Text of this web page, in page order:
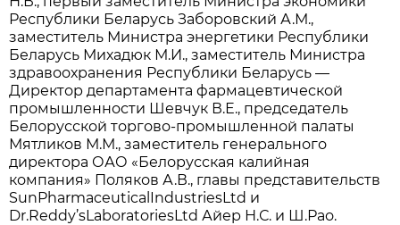
Республики Беларусь Заборовский А.М.,
заместитель Министра энергетики Республики
Беларусь Михадюк М.И., заместитель Министра
здравоохранения Республики Беларусь —
Директор департамента фармацевтической
промышленности Шевчук В.Е., председатель
Белорусской торгово-промышленной палаты
Мятликов М.М., заместитель генерального
директора ОАО «Белорусская калийная
компания» Поляков А.В., главы представительств
SunPharmaceuticalIndustriesLtd и
Dr.Reddy’sLaboratoriesLtd Айер Н.С. и Ш.Рао.